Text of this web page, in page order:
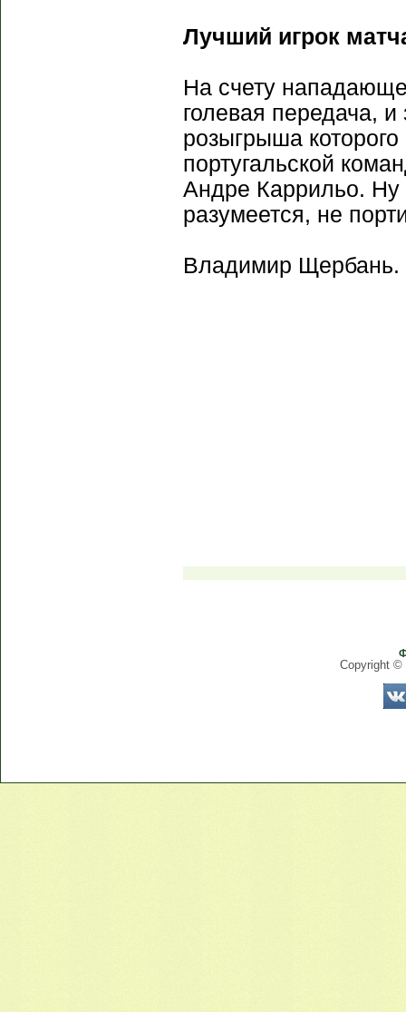
Лучший игрок
На счету
голевая передача,
розыгрыша
португальской
Андре Каррильо.
разумеется, не
Владимир Щербань.
Copyright